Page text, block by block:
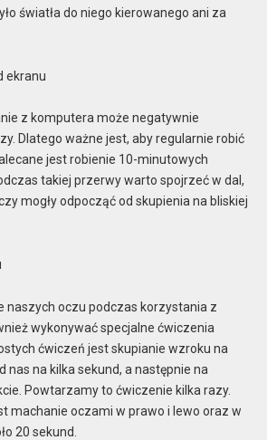
światła do niego kierowanego ani za
ekranu
z komputera może negatywnie
Dlatego ważne jest, aby regularnie robić
jest robienie 10-minutowych
takiej przerwy warto spojrzeć w dal,
mogły odpocząć od skupienia na bliskiej
naszych oczu podczas korzystania z
wykonywać specjalne ćwiczenia
ćwiczeń jest skupianie wzroku na
nas na kilka sekund, a następnie na
Powtarzamy to ćwiczenie kilka razy.
machanie oczami w prawo i lewo oraz w
20 sekund.